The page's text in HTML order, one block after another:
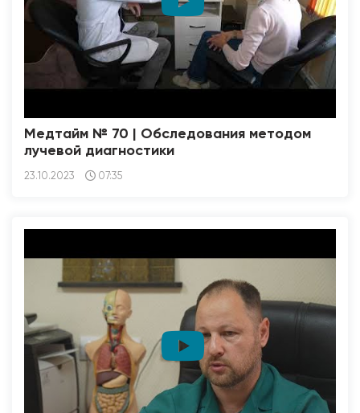
Медтайм № 70 | Обследования методом
лучевой диагностики
23.10.2023 07:35